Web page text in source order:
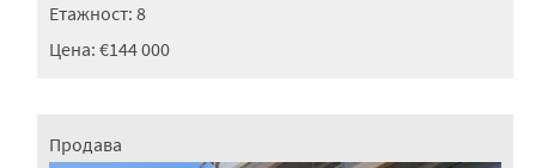
Етажност: 8
Цена: €144 000
Продава